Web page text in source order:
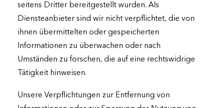
seitens Dritter bereitgestellt wurden. Als
Diensteanbieter sind wir nicht verpflichtet, die von
ihnen übermittelten oder gespeicherten
Informationen zu überwachen oder nach
Umständen zu forschen, die auf eine rechtswidrige
Tätigkeit hinweisen.
Unsere Verpflichtungen zur Entfernung von